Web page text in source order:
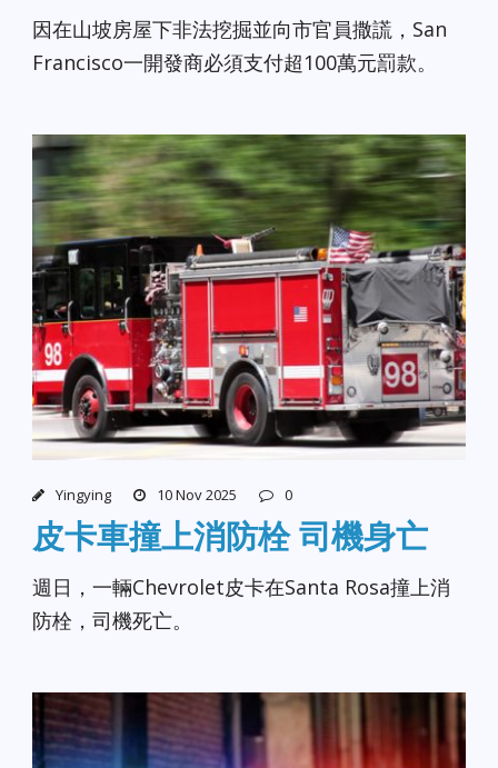
因在山坡房屋下非法挖掘並向市官員撒謊，San
Francisco一開發商必須支付超100萬元罰款。
Yingying 10 Nov 2025 0
皮卡車撞上消防栓 司機身亡
週日，一輛Chevrolet皮卡在Santa Rosa撞上消
防栓，司機死亡。